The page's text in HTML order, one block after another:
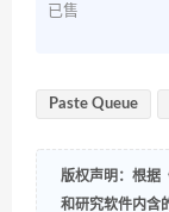
已售
Paste Queue
版权声明：根据
和研究软件内含